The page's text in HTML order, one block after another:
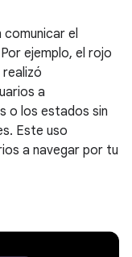
el
ejemplo, el rojo
realizó
a
o los estados sin
Este uso
a navegar por tu